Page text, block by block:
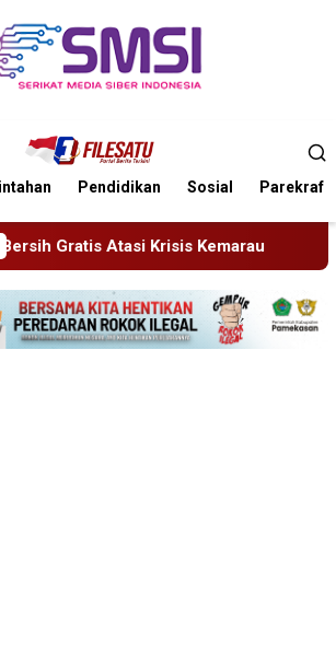
Pendidikan Sosial Parekraf
Sidang Tipiring, Penjual Miras